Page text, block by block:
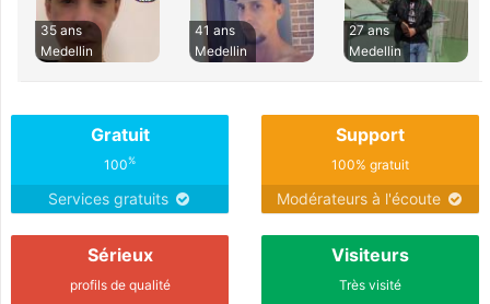
35 ans
Medellin
41 ans
Medellin
27 ans
Medellin
Gratuit
100%
Services gratuits
Support
100% gratuit
Modérateurs à l'écoute
Sérieux
profils de qualité
Visiteurs
Très visité